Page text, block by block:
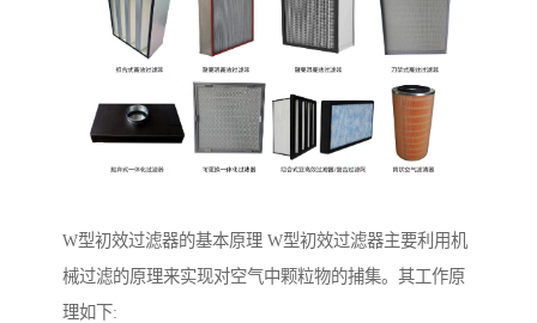
W型初效过滤器的基本原理 W型初效过滤器主要利用机
械过滤的原理来实现对空气中颗粒物的捕集。其工作原
理如下: